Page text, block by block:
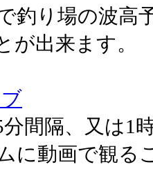
釣り場の波高
が出来ます。
間隔、又は1
に動画で観る